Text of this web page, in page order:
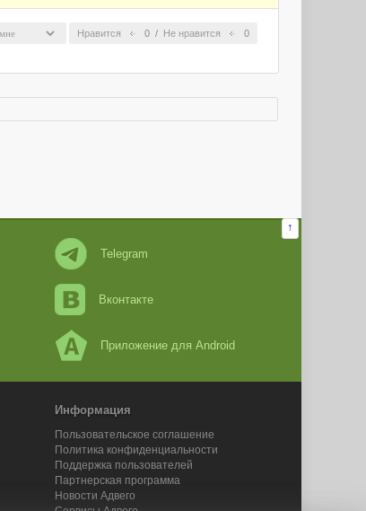
Нравится 0 / Не нравится 0
↑
Telegram
Вконтакте
Приложение для Android
Информация
Пользовательское соглашение
Политика конфиденциальности
Поддержка пользователей
Партнерская программа
Новости Адвего